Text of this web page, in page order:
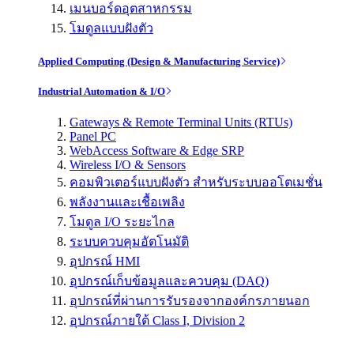
เมนบอร์ดอุตสาหกรรม
โมดูลแบบฝังตัว
Applied Computing (Design & Manufacturing Service)
Industrial Automation & I/O
Gateways & Remote Terminal Units (RTUs)
Panel PC
WebAccess Software & Edge SRP
Wireless I/O & Sensors
คอมพิวเตอร์แบบฝังตัว สำหรับระบบออโตเมชั่น
พลังงานและเชื้อเพลิง
โมดูล I/O ระยะไกล
ระบบควบคุมอัตโนมัติ
อุปกรณ์ HMI
อุปกรณ์เก็บข้อมูลและควบคุม (DAQ)
อุปกรณ์ที่ผ่านการรับรองจากองค์กรภายนอก
อุปกรณ์ภายใต้ Class I, Division 2